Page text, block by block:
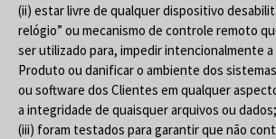
(ii) estar livre de qualquer dispositivo
relógio” ou mecanismo de controle remoto
ser utilizado para, impedir intencionalmente a
Produto ou danificar o ambiente dos
ou software dos Clientes em qualquer
a integridade de quaisquer arquivos ou dados;
(iii) foram testados para garantir que não